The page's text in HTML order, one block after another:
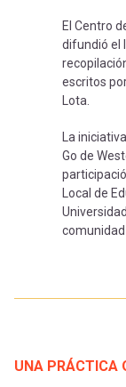
El Centro
difundió el
escritos
Lota.
La
Go de
Local de
UNA PRÁCTICA